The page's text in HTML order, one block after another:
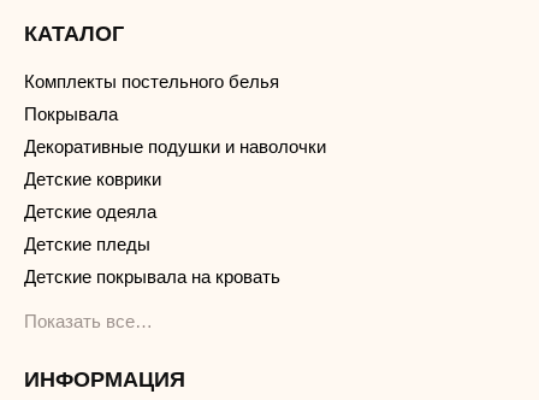
КАТАЛОГ
Комплекты постельного белья
Покрывала
Декоративные подушки и наволочки
Детские коврики
Детские одеяла
Детские пледы
Детские покрывала на кровать
Показать все…
ИНФОРМАЦИЯ